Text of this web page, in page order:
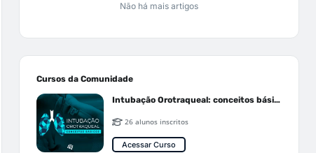
Não há mais artigos
Cursos da Comunidade
Intubação Orotraqueal: conceitos básicos
26 alunos inscritos
Acessar Curso